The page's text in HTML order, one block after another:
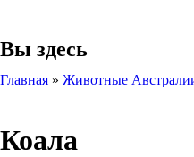
Вы здесь
Главная » Животные
Коала